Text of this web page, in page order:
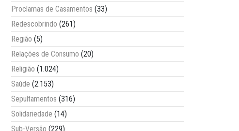
Proclamas de Casamentos (33)
Redescobrindo (261)
Região (5)
Relações de Consumo (20)
Religião (1.024)
Saúde (2.153)
Sepultamentos (316)
Solidariedade (14)
Sub-Versão (229)